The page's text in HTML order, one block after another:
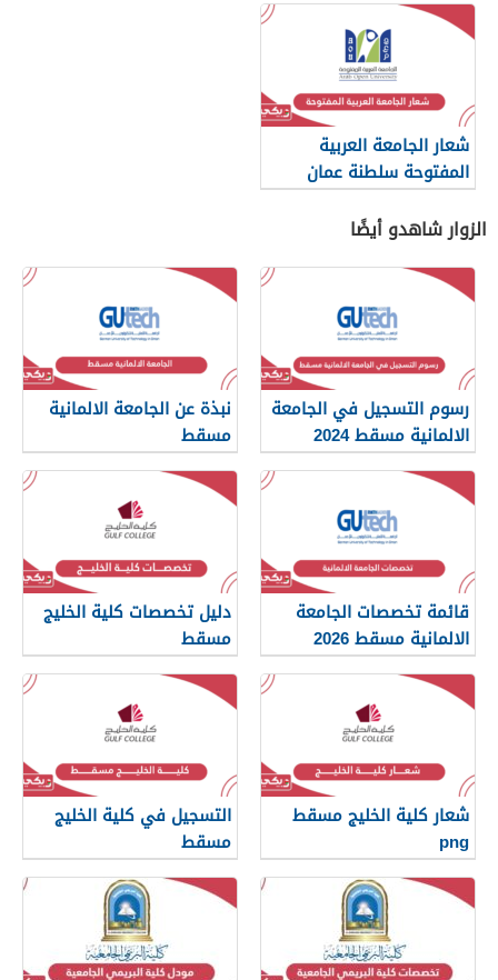
شعار الجامعة العربية
المفتوحة سلطنة عمان
الزوار شاهدو أيضًا
رسوم التسجيل في الجامعة
الالمانية مسقط 2024
نبذة عن الجامعة الالمانية
مسقط
قائمة تخصصات الجامعة
الالمانية مسقط 2026
دليل تخصصات كلية الخليج
مسقط
شعار كلية الخليج مسقط
png
التسجيل في كلية الخليج
مسقط